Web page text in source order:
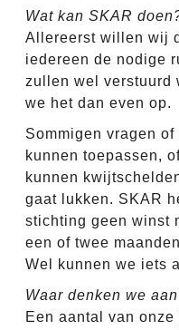
Wat kan SKAR
Allereerst willen wij
iedereen de nodige
zullen wel verstuurd
we het dan even op.
Sommigen vragen
kunnen toepassen,
kunnen
gaat lukken. SKAR
stichting geen winst
een of twee
Wel kunnen we iets
Waar denken we aan
Een aantal van